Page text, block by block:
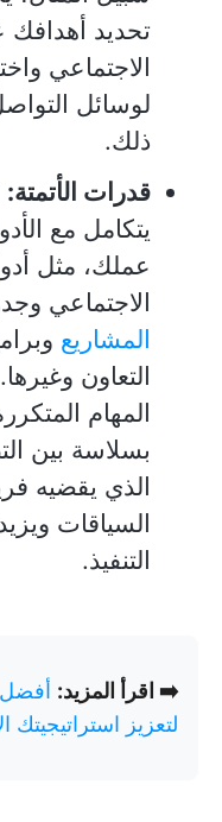
تحديد
الاجتماعي
لوسائل
ذلك.
قدرات الأتمتة:
يتكامل مع
عملك، مثل
الاجتماعي
المشاريع
التعاون
المهام
بسلاسة بين
الذي يقضيه
السياقات
التنفيذ.
➡️ اقرأ المزيد: أفضل
لتعزيز استراتيجيتك